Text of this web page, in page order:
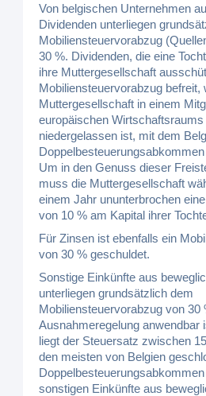
Von belgischen Unternehmen
Dividenden unterliegen
Mobiliensteuervorabzug
30 %. Dividenden, die eine
ihre Muttergesellschaft
Mobiliensteuervorabzug befreit,
Muttergesellschaft in einem
europäischen
niedergelassen ist, mit dem
Um in den Genuss dieser
muss die Muttergesellschaft
einem Jahr ununterbrochen
von 10 % am Kapital ihrer
Für Zinsen ist ebenfalls ein
von 30 % geschuldet.
Sonstige Einkünfte aus
unterliegen grundsätzlich dem
Mobiliensteuervorabzug von 30
Ausnahmeregelung anwendbar
liegt der Steuersatz zwischen
den meisten von Belgien
sonstigen Einkünfte aus